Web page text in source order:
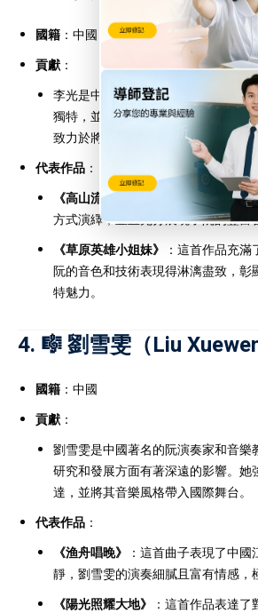
國籍 ：中國
貢獻 ：
李光是中國當代阮音樂領域的代表人
獨特，並且具有創新精神。他不僅擅
致力於將現代音樂和西方音樂元素融
代表作品 ：
《高山流水》：李光的版本將這首古
方式演繹，並且充分展現了阮的豐富
《草原英雄小姐妹》
：這首作品充
阮的音色和技術表現得淋漓盡致，彰
特魅力。
4. 🎼劉雪雯 （Liu
國籍 ：中國
貢獻 ：
劉雪雯是中國著名的阮演奏家和音樂
研究和發展方面有著深遠的影響。她
達，並將其音樂風格帶入國際舞台。
代表作品 ：
《渔舟唱晚》
：這首曲子表現了中
靜，劉雪雯的演奏細膩且富有情感，
《陽光照耀大地》
：這首作品表達